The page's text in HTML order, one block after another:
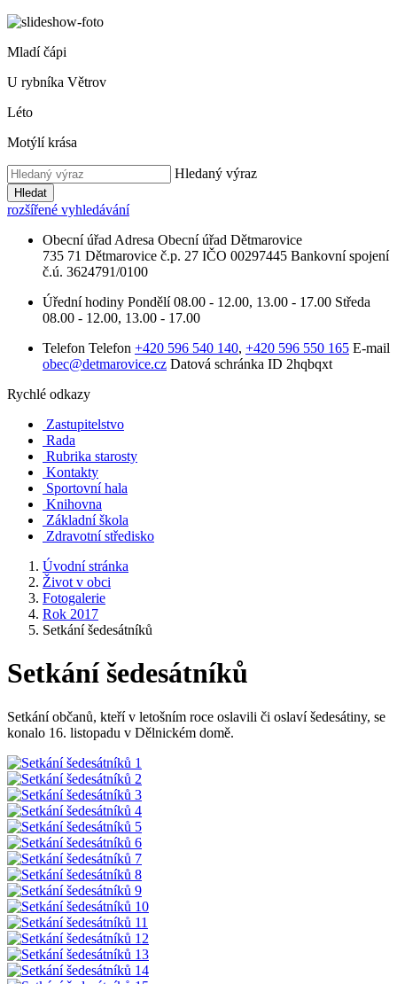
Mladí čápi
U rybníka Větrov
Léto
Motýlí krása
Hledaný výraz
Hledat
rozšířené vyhledávání
Obecní úřad Adresa Obecní úřad Dětmarovice
735 71 Dětmarovice č.p. 27 IČO 00297445 Bankovní spojení
č.ú. 3624791/0100
Úřední hodiny Pondělí 08.00 - 12.00, 13.00 - 17.00 Středa
08.00 - 12.00, 13.00 - 17.00
Telefon Telefon +420 596 540 140, +420 596 550 165 E-mail
obec@detmarovice.cz Datová schránka ID 2hqbqxt
Rychlé odkazy
Zastupitelstvo
Rada
Rubrika starosty
Kontakty
Sportovní hala
Knihovna
Základní škola
Zdravotní středisko
Úvodní stránka
Život v obci
Fotogalerie
Rok 2017
Setkání šedesátníků
Setkání šedesátníků
Setkání občanů, kteří v letošním roce oslavili či oslaví šedesátiny, se
konalo 16. listopadu v Dělnickém domě.